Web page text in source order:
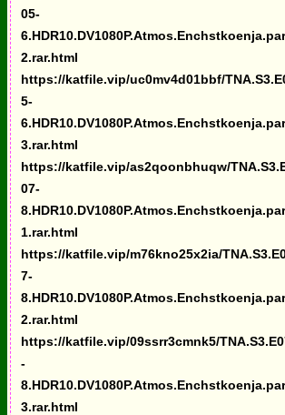
05-
2.rar.html
https://katfile.vip/uc0mv4d01bbf/
5-
3.rar.html
https://katfile.vip/as2qoonbhuqw/
07-
1.rar.html
https://katfile.vip/m76kno25x2ia/
7-
2.rar.html
https://katfile.vip/09ssrr3cmnk5/
-
3.rar.html